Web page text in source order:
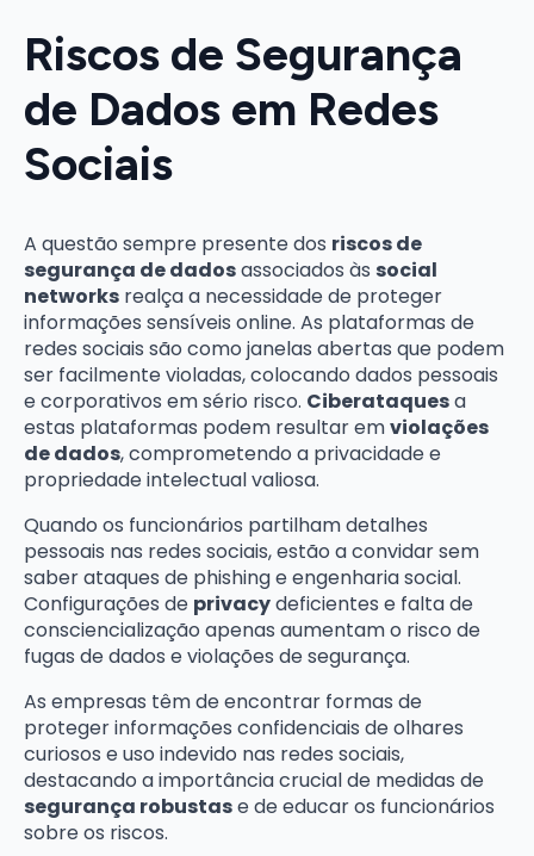
Riscos de Segurança
de Dados em Redes
Sociais
A questão sempre presente dos riscos de
segurança de dadosassociados às social
networks realça a necessidade de proteger
informações sensíveis online. As plataformas de
redes sociais são como janelas abertas que podem
ser facilmente violadas, colocando dados pessoais
e corporativos em sério risco. Ciberataquesa
estas plataformas podem resultar emviolações
de dados, comprometendo a privacidade e
propriedade intelectual valiosa.
Quando os funcionários partilham detalhes
pessoais nas redes sociais, estão a convidar sem
saber ataques de phishing e engenharia social.
Configurações de privacydeficientes e falta de
consciencialização apenas aumentam o risco de
fugas de dados e violações de segurança.
As empresas têm de encontrar formas de
proteger informações confidenciais de olhares
curiosos e uso indevido nas redes sociais,
destacando a importância crucial de medidas de
segurança robustase de educar os funcionários
sobre os riscos.